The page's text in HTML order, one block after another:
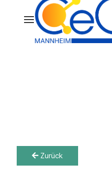
Zurück